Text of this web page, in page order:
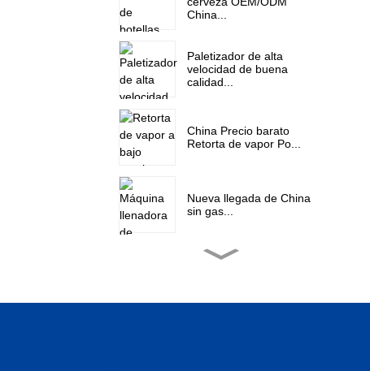
China...
Paletizador de alta
velocidad de buena
calidad...
China Precio barato
Retorta de vapor Po...
Nueva llegada de China
sin gas...